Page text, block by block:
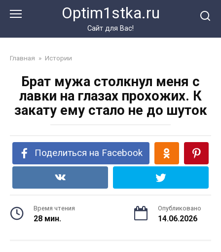
Optim1stka.ru
Сайт для Вас!
Главная » Истории
Брат мужа столкнул меня с
лавки на глазах прохожих. К
закату ему стало не до шуток
Поделиться на Facebook
Время чтения
28 мин.
Опубликовано
14.06.2026